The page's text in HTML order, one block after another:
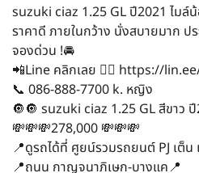
suzuki ciaz 1.25 GL ปี2021 ไมล์
ราคาดี ภายในกว้าง นั่งสบายมาก
จองด่วน !🚘
📲Line คลิกเลย 👉🏻 https://
📞 086-888-7700 k. หญิง
🔘🔘 suzuki ciaz 1.25 GL สีขาว
💸💸💸278,000 💸💸💸
📍ดูรถได้ที่ ศูยน์รวมรถยนต์ PJ เต็น
📍ถนน กาญจนาภิเษก-บางแค📍